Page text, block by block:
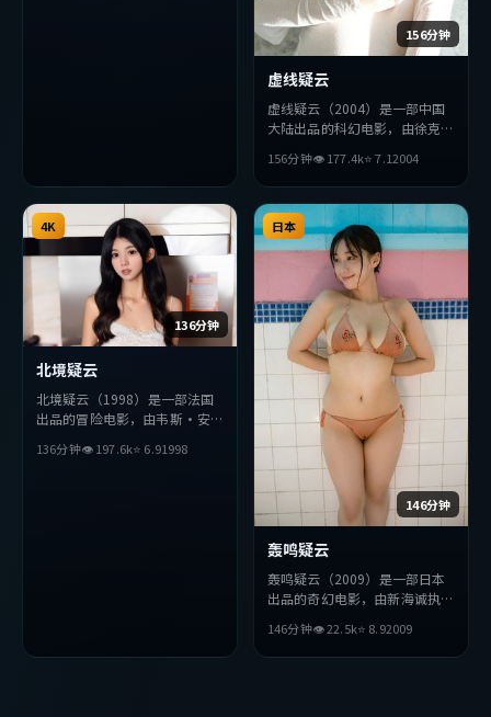
156分钟
虚线疑云
虚线疑云（2004）是一部中国
大陆出品的科幻电影，由徐克执
主演。影片在叙事与视听上力求
突破，探讨人性与抉择，节奏张
弛有度，适合喜欢该类型的观众
完整观看。
156分钟👁177.4k⭐7.12004
136分钟
4K
北境疑云
北境疑云（1998）是一部法国
出品的冒险电影，由韦斯·安
佳音等主演。影片在叙事与视听
136分钟👁197.6k⭐ 6.91998
146分钟
日本
轰鸣疑云
轰鸣疑云（2009）是一部日本
出品的奇幻电影，由新海诚执
等主演。影片在叙事与视听上力
求突破，探讨人性与抉择，节奏
146分钟👁22.5k⭐ 8.92009